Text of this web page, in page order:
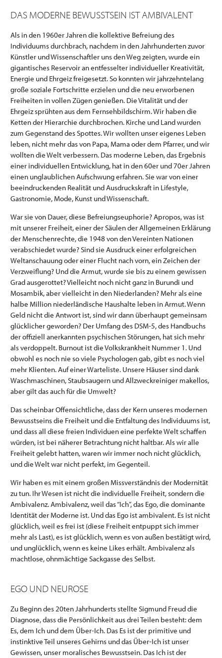
DAS MODERNE BEWUSSTSEIN IST AMBIVALENT
Als in den 1960er Jahren die kollektive Befreiung des
Individuums durchbrach, nachdem in den Jahrhunderten zuvor
Künstler und Wissenschaftler uns den Weg zeigten, wurde ein
gigantisches Reservoir an entfesselter individueller Kreativität,
Energie und Ehrgeiz freigesetzt. So konnten wir jahrzehntelang
große soziale Fortschritte erzielen und die neu erworbenen
Freiheiten in vollen Zügen genießen. Die Vitalität und der
Ehrgeiz sprühten aus dem Fernsehbildschirm. Wir haben die
Ketten der Hierarchie durchbrochen. Kirche und Land wurden
zum Gegenstand des Spottes. Wir wollten unser eigenes Leben
leben, nicht mehr das von Papa, Mama oder dem Pfarrer, und wir
wollten die Welt verbessern. Das moderne Leben, das Ergebnis
einer individuellen Entwicklung, hat in den 60er und 70er Jahren
einen unglaublichen Aufschwung erfahren. Sie war von einer
beeindruckenden Realität und Ausdruckskraft in Lifestyle,
Gastronomie, Mode, Kunst und Wissenschaft.
War sie von Dauer, diese Befreiungseuphorie? Apropos, was ist
mit unserer Freiheit, einer der Säulen der Allgemeinen Erklärung
der Menschenrechte, die 1948 von den Vereinten Nationen
verabschiedet wurde? Sind sie Ausdruck einer erfolgreichen
Weltanschauung oder einer Flucht nach vorn, ein Zeichen der
Verzweiflung? Und die Armut, wurde sie bis zu einem gewissen
Grad ausgerottet? Vielleicht noch nicht ganz in Burundi und
Mosambik, aber vielleicht in den Niederlanden? Mehr als eine
halbe Million niederländische Haushalte leben in Armut. Wenn
Geld nicht die Antwort ist, sind wir dann überhaupt gemeinsam
glücklicher geworden? Der Umfang des DSM-5, des Handbuchs
der offiziell anerkannten psychischen Störungen, hat sich mehr
als verdoppelt. Burnout ist die Volkskrankheit Nummer 1. Und
obwohl es noch nie so viele Psychologen gab, gibt es noch viel
mehr Klienten. Auf einer Warteliste. Unsere Häuser sind dank
Waschmaschinen, Staubsaugern und Allzweckreiniger makellos,
aber gilt das auch für die Umwelt?
Das scheinbar Offensichtliche, dass der Kern unseres modernen
Bewusstseins die Freiheit und die Entfaltung des Individuums ist,
und dass all diese freien Individuen eine perfekte Welt schaffen
würden, ist bei näherer Betrachtung nicht haltbar. Als wir alle
Freiheit gelebt hatten, waren wir immer noch nicht glücklich,
und die Welt war nicht perfekt, im Gegenteil.
Wir haben es mit einem großen Missverständnis der Modernität
zu tun. Ihr Wesen ist nicht die individuelle Freiheit, sondern die
Ambivalenz. Ambivalenz, weil das “Ich”, das Ego, die dominante
Identität der Moderne ist. Und das Ego ist ambivalent. Es ist nicht
glücklich, weil es frei ist (diese Freiheit entpuppt sich immer
mehr als Last), es ist glücklich, wenn es von außen bestätigt wird,
und unglücklich, wenn es keine Likes erhält. Ambivalenz als
machtlose, ohnmächtige Sackgasse des Selbst.
EGO UND NEUROSE
Zu Beginn des 20ten Jahrhunderts stellte Sigmund Freud die
Diagnose, dass die Persönlichkeit aus drei Teilen besteht: dem
Es, dem Ich und dem Über-Ich. Das Es ist der primitive und
instinktive Teil unseres Gehirns und das Über-Ich ist unser
Gewissen, unser moralisches Bewusstsein. Das Ich ist der